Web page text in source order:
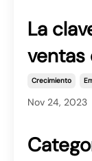
La
ventas
Crecimiento
Nov 24, 2023